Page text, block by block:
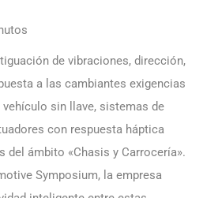
de vibraciones, dirección,
a las cambiantes exigencias
sin llave, sistemas de
con respuesta háptica
del ámbito «Chasis y Carrocería».
Symposium, la empresa